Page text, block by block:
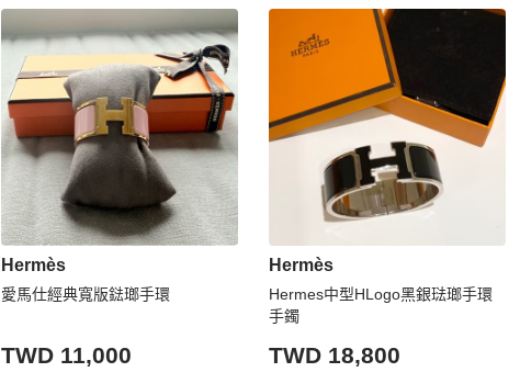
Hermès
愛馬仕經典寬版鍅瑯手環
TWD 11,000
Hermès
Hermes中型HLogo黑銀琺瑯手環
手鐲
TWD 18,800